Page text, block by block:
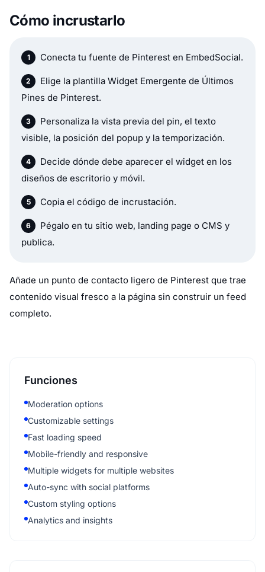
Cómo incrustarlo
Conecta tu fuente de Pinterest en EmbedSocial.
Elige la plantilla Widget Emergente de Últimos
Pines de Pinterest.
Personaliza la vista previa del pin, el texto
visible, la posición del popup y la temporización.
Decide dónde debe aparecer el widget en los
diseños de escritorio y móvil.
Copia el código de incrustación.
Pégalo en tu sitio web, landing page o CMS y
publica.
Añade un punto de contacto ligero de Pinterest que trae
contenido visual fresco a la página sin construir un feed
completo.
Funciones
Moderation options
Customizable settings
Fast loading speed
Mobile-friendly and responsive
Multiple widgets for multiple websites
Auto-sync with social platforms
Custom styling options
Analytics and insights